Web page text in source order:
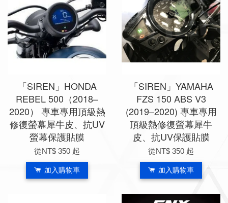
「SIREN」HONDA
REBEL 500（2018–
2020） 專車專用頂級熱
修復螢幕犀牛皮、抗UV
螢幕保護貼膜
從NT$ 350 起
加入購物車
「SIREN」YAMAHA
FZS 150 ABS V3
(2019–2020) 專車專用
頂級熱修復螢幕犀牛
皮、抗UV保護貼膜
從NT$ 350 起
加入購物車